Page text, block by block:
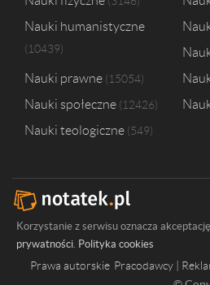
Nauki humanistyczne
10439
Nauki prawne 15054
Nauki społeczne 12426
Nauki teologiczne 549
Korzystanie z serwisu oznacza akceptację
prywatności. Polityka cookies
Prawa autorskie Pracodawcy |